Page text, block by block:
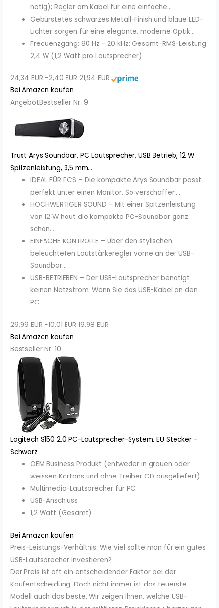
nötig); Regler am Kabel für eine einfache...
Gebürstetes schwarzes Metall-Finish und blaue LED-
Lichter sorgen für eine elegante, moderne Optik...
Frequenzgang: 80 Hz - 20 kHz; Gesamt-RMS-Leistung:
2,4 W (1,2 Watt pro Lautsprecher)
24,34 EUR −2,40 EUR 21,94 EUR
Bei Amazon kaufen
AngebotBestseller Nr. 9
Trust Arys Soundbar, PC Lautsprecher, USB Betrieb, 12 W
Spitzenleistung, 3,5 mm...
IDEAL FÜR PCS – Die kompakte Arys Soundbar passt
perfekt unter einen Monitor. So verschaffen...
HOCHWERTIGER SOUND – Mit einer Spitzenleistung
von 12 W haut die kompakte PC-Soundbar ganz
schön...
EINFACHE KONTROLLE – Über den stylischen
beleuchteten Lautstärkeregler vorne an der USB-
Soundbar...
USB-BETRIEBEN – Der USB-Lautsprecher benötigt
keinen Netzstrom. Wenn Sie das USB-Kabel an den
PC...
29,99 EUR −10,01 EUR 19,98 EUR
Bei Amazon kaufen
Bestseller Nr. 10
Logitech S150 2,0 PC-Lautsprecher-System, EU Stecker -
Schwarz
OEM Business Produkt (entweder in grauen oder
weissen Kartons und ohne Treiber CD ausgeliefert)
Multimedia-Lautsprecher für PC
USB-Anschluss
1,2 Watt (Gesamt)
Bei Amazon kaufen
Preis-Leistungs-Verhältnis: Wie viel sollte man für ein gutes
USB-Lautsprecher investieren?
Der Preis ist oft ein entscheidender Faktor bei der
Kaufentscheidung. Doch nicht immer ist das teuerste
Modell auch das beste. Wir zeigen Ihnen, welche USB-